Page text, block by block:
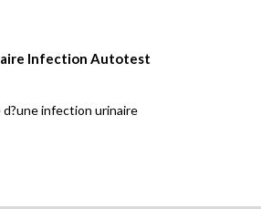
Infection Autotest
infection urinaire